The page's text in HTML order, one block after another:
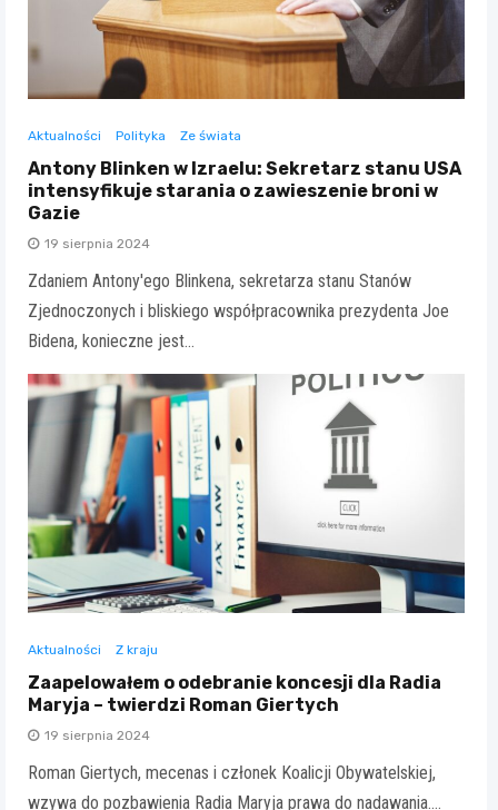
Aktualności Polityka Ze świata
Antony Blinken w Izraelu: Sekretarz stanu USA
intensyfikuje starania o zawieszenie broni w
Gazie
19 sierpnia 2024
Zdaniem Antony'ego Blinkena, sekretarza stanu Stanów
Zjednoczonych i bliskiego współpracownika prezydenta Joe
Bidena, konieczne jest…
Aktualności Z kraju
Zaapelowałem o odebranie koncesji dla Radia
Maryja – twierdzi Roman Giertych
19 sierpnia 2024
Roman Giertych, mecenas i członek Koalicji Obywatelskiej,
wzywa do pozbawienia Radia Maryja prawa do nadawania.…